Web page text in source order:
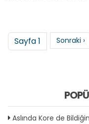
Sayfalama
Sayfa 1 Sonraki
Sonraki ›
Aslında Kore de